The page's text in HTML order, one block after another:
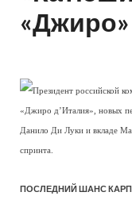
«Джиро»
Президент российской
«Джиро д’Италия», новых
Данило Ди Луки и вкладе
спринта.
ПОСЛЕДНИЙ ШАНС